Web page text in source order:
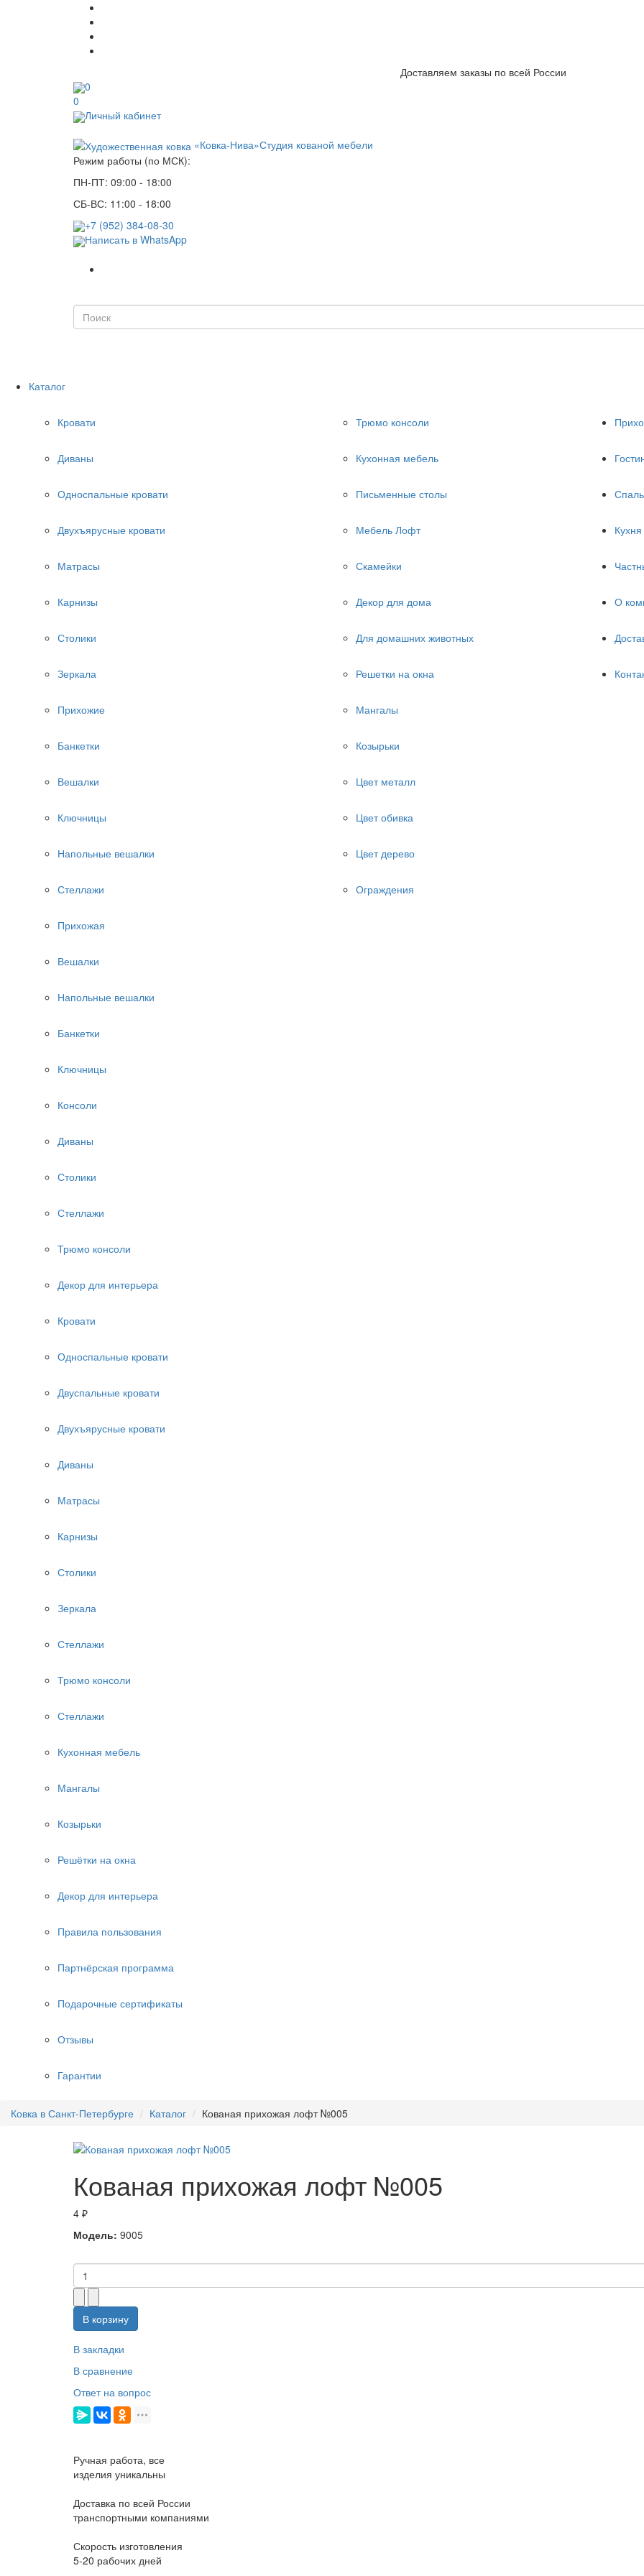
Доставляем заказы по всей России
0
0
Личный кабинет
«Ковка-Нива»Студия кованой мебели
Режим работы (по МСК):
ПН-ПТ: 09:00 - 18:00
СБ-ВС: 11:00 - 18:00
+7 (952) 384-08-30
Написать в WhatsApp
Каталог
Кровати
Диваны
Односпальные кровати
Двухъярусные кровати
Матрасы
Карнизы
Столики
Зеркала
Прихожие
Банкетки
Вешалки
Ключницы
Напольные вешалки
Стеллажи
Трюмо консоли
Кухонная мебель
Письменные столы
Мебель Лофт
Скамейки
Декор для дома
Для домашних животных
Решетки на окна
Мангалы
Козырьки
Цвет металл
Цвет обивка
Цвет дерево
Ограждения
Прихожая
Вешалки
Напольные вешалки
Банкетки
Ключницы
Консоли
Диваны
Столики
Стеллажи
Трюмо консоли
Декор для интерьера
Кровати
Односпальные кровати
Двуспальные кровати
Двухъярусные кровати
Диваны
Матрасы
Карнизы
Столики
Зеркала
Стеллажи
Трюмо консоли
Кухня
Стеллажи
Кухонная мебель
Мангалы
Козырьки
Решётки на окна
Декор для интерьера
О
Правила пользования
Партнёрская программа
Подарочные сертификаты
Отзывы
Гарантии
Ковка в Санкт-Петербурге Каталог Кованая прихожая лофт №005
Кованая прихожая лофт №005
4 ₽
Модель: 9005
В корзину
В закладки
В сравнение
Ответ на вопрос
Ручная работа, все
изделия уникальны
Доставка по всей России
транспортными компаниями
Скорость изготовления
5-20 рабочих дней